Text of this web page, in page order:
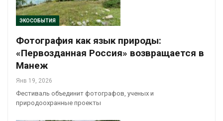
ЭКОСОБЫТИЯ
Фотография как язык природы:
«Первозданная Россия» возвращается в
Манеж
Янв 19, 2026
Фестиваль объединит фотографов, ученых и
природоохранные проекты